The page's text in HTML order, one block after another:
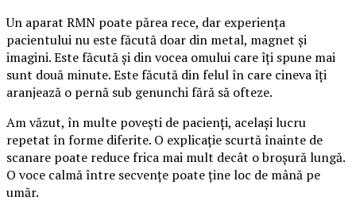
Un aparat RMN poate părea rece, dar experiența
pacientului nu este făcută doar din metal, magnet și
imagini. Este făcută și din vocea omului care îți spune mai
sunt două minute. Este făcută din felul în care cineva îți
aranjează o pernă sub genunchi fără să ofteze.
Am văzut, în multe povești de pacienți, același lucru
repetat în forme diferite. O explicație scurtă înainte de
scanare poate reduce frica mai mult decât o broșură lungă.
O voce calmă între secvențe poate ține loc de mână pe
umăr.